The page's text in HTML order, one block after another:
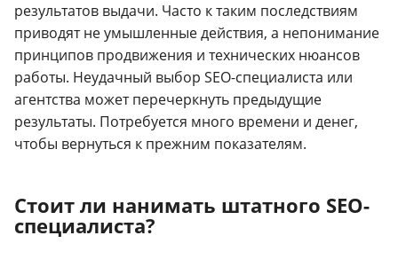
результатов выдачи. Часто к таким последствиям
приводят не умышленные действия, а непонимание
принципов продвижения и технических нюансов
работы. Неудачный выбор SEO-специалиста или
агентства может перечеркнуть предыдущие
результаты. Потребуется много времени и денег,
чтобы вернуться к прежним показателям.
Стоит ли нанимать штатного SEO-
специалиста?